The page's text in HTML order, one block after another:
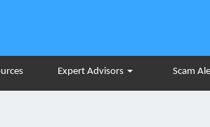
Expert Advisors Scam